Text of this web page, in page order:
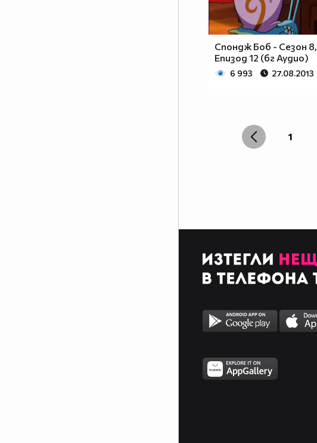
Спондж Боб - Сезон 8,
Епизод 12 (бг Аудио)
6 993 27.08.2013
1